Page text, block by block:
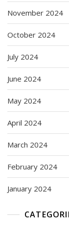
November 2024
October 2024
July 2024
June 2024
May 2024
April 2024
March 2024
February 2024
January 2024